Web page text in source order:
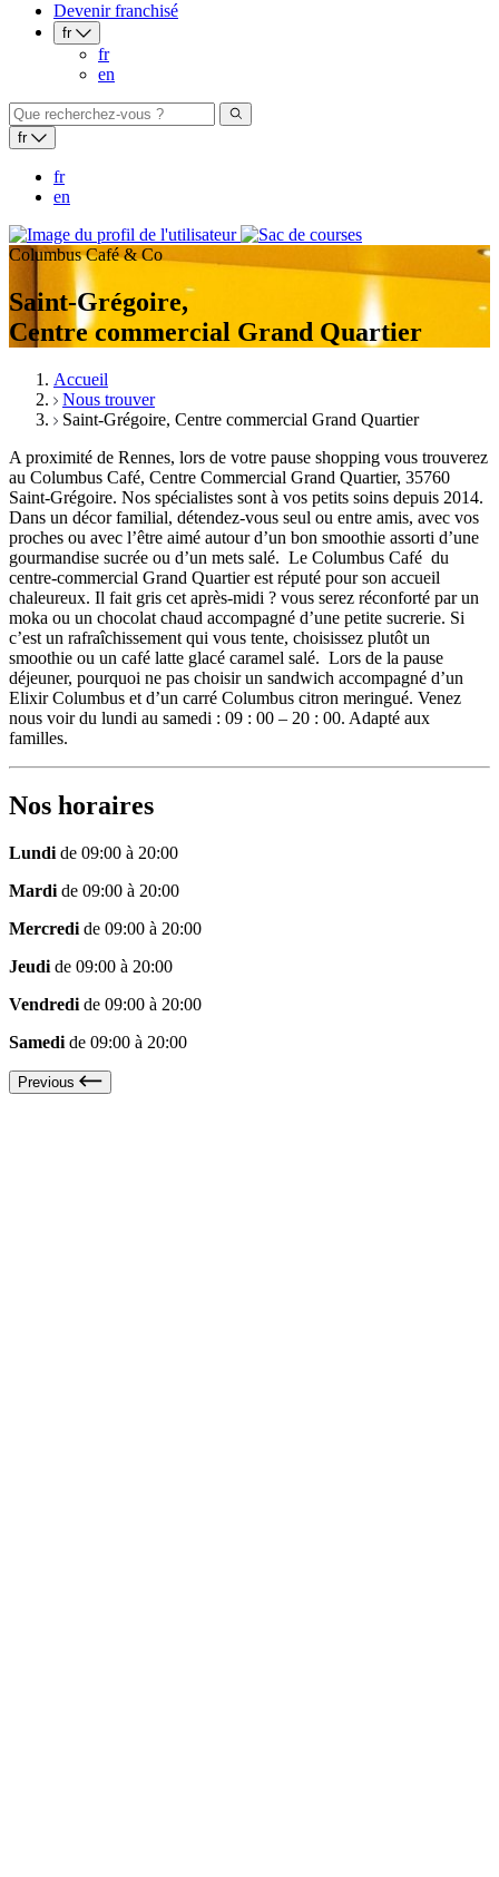
Devenir franchisé
fr
fr
en
fr
fr
en
Columbus Café & Co
Saint-Grégoire,
Centre commercial Grand Quartier
Accueil
Nous trouver
Saint-Grégoire, Centre commercial Grand Quartier
A proximité de Rennes, lors de votre pause shopping vous trouverez
au Columbus Café, Centre Commercial Grand Quartier, 35760
Saint-Grégoire. Nos spécialistes sont à vos petits soins depuis 2014.
Dans un décor familial, détendez-vous seul ou entre amis, avec vos
proches ou avec l’être aimé autour d’un bon smoothie assorti d’une
gourmandise sucrée ou d’un mets salé. Le Columbus Café du
centre-commercial Grand Quartier est réputé pour son accueil
chaleureux. Il fait gris cet après-midi ? vous serez réconforté par un
moka ou un chocolat chaud accompagné d’une petite sucrerie. Si
c’est un rafraîchissement qui vous tente, choisissez plutôt un
smoothie ou un café latte glacé caramel salé. Lors de la pause
déjeuner, pourquoi ne pas choisir un sandwich accompagné d’un
Elixir Columbus et d’un carré Columbus citron meringué. Venez
nous voir du lundi au samedi : 09 : 00 – 20 : 00. Adapté aux
familles.
Nos horaires
Lundi de 09:00 à 20:00
Mardi de 09:00 à 20:00
Mercredi de 09:00 à 20:00
Jeudi de 09:00 à 20:00
Vendredi de 09:00 à 20:00
Samedi de 09:00 à 20:00
Previous